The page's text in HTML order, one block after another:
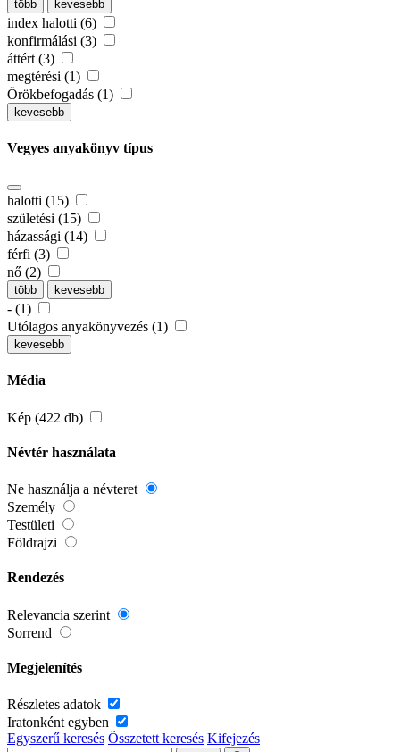
több kevesebb
index halotti (6)
konfirmálási (3)
áttért (3)
megtérési (1)
Örökbefogadás (1)
kevesebb
Vegyes anyakönyv típus
halotti (15)
születési (15)
házassági (14)
férfi (3)
nő (2)
több kevesebb
- (1)
Utólagos anyakönyvezés (1)
kevesebb
Média
Kép (422 db)
Névtér használata
Ne használja a névteret
Személy
Testületi
Földrajzi
Rendezés
Relevancia szerint
Sorrend
Megjelenítés
Részletes adatok
Iratonként egyben
Egyszerű keresés Összetett keresés Kifejezés